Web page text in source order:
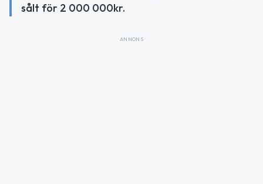
sålt för 2 000 000kr.
ANNONS